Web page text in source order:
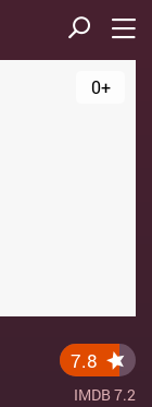
0+
7.8
IMDB 7.2